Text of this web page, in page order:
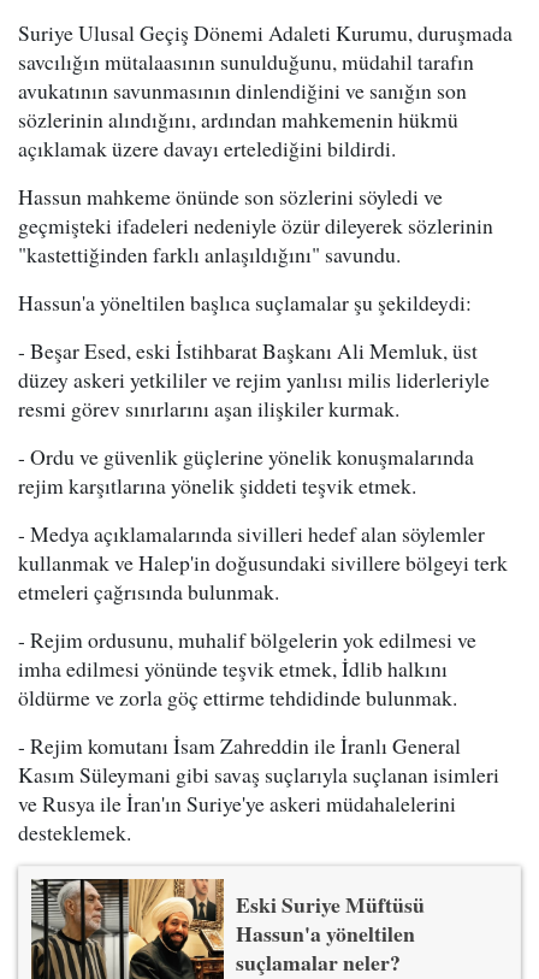
Suriye Ulusal Geçiş Dönemi Adaleti Kurumu, duruşmada
savcılığın mütalaasının sunulduğunu, müdahil tarafın
avukatının savunmasının dinlendiğini ve sanığın son
sözlerinin alındığını, ardından mahkemenin hükmü
açıklamak üzere davayı ertelediğini bildirdi.
Hassun mahkeme önünde son sözlerini söyledi ve
geçmişteki ifadeleri nedeniyle özür dileyerek sözlerinin
"kastettiğinden farklı anlaşıldığını" savundu.
Hassun'a yöneltilen başlıca suçlamalar şu şekildeydi:
- Beşar Esed, eski İstihbarat Başkanı Ali Memluk, üst
düzey askeri yetkililer ve rejim yanlısı milis liderleriyle
resmi görev sınırlarını aşan ilişkiler kurmak.
- Ordu ve güvenlik güçlerine yönelik konuşmalarında
rejim karşıtlarına yönelik şiddeti teşvik etmek.
- Medya açıklamalarında sivilleri hedef alan söylemler
kullanmak ve Halep'in doğusundaki sivillere bölgeyi terk
etmeleri çağrısında bulunmak.
- Rejim ordusunu, muhalif bölgelerin yok edilmesi ve
imha edilmesi yönünde teşvik etmek, İdlib halkını
öldürme ve zorla göç ettirme tehdidinde bulunmak.
- Rejim komutanı İsam Zahreddin ile İranlı General
Kasım Süleymani gibi savaş suçlarıyla suçlanan isimleri
ve Rusya ile İran'ın Suriye'ye askeri müdahalelerini
desteklemek.
Eski Suriye Müftüsü
Hassun'a yöneltilen
suçlamalar neler?